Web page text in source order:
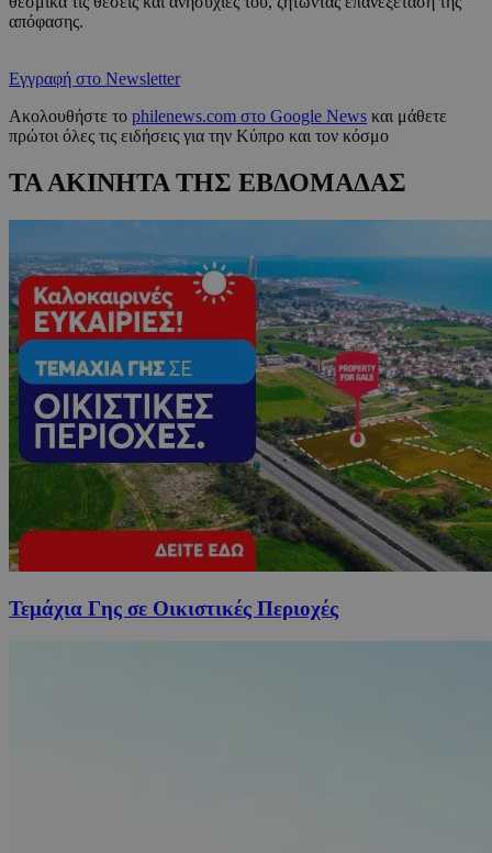
απόφασης.
Εγγραφή στο Newsletter
Ακολουθήστε το philenews.com στο Google News και μάθετε
πρώτοι όλες τις ειδήσεις για την Κύπρο και τον κόσμο
ΤΑ ΑΚΙΝΗΤΑ ΤΗΣ ΕΒΔΟΜΑΔΑΣ
Τεμάχια Γης σε Οικιστικές Περιοχές